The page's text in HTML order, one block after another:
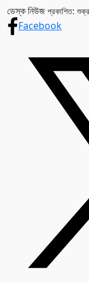
ডেস্ক নিউজ প্রকাশিত:
Facebook